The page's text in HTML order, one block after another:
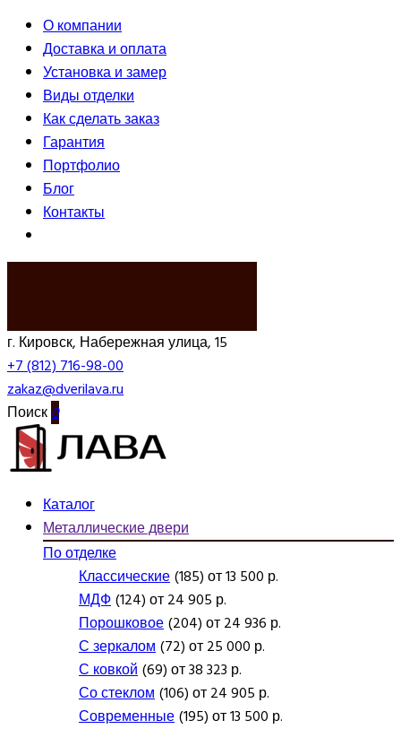
О компании
Доставка и оплата
Установка и замер
Виды отделки
Как сделать заказ
Гарантия
Портфолио
Блог
Контакты
г. Кировск, Набережная улица, 15
+7 (812) 716-98-00
zakaz@dverilava.ru
Поиск0
Каталог
Металлические двери
По отделке
Классические(185) от 13 500 р.
МДФ(124) от 24 905 р.
Порошковое(204) от 24 936 р.
С зеркалом(72) от 25 000 р.
С ковкой(69) от 38 323 р.
Со стеклом(106) от 24 905 р.
Современные(195) от 13 500 р.